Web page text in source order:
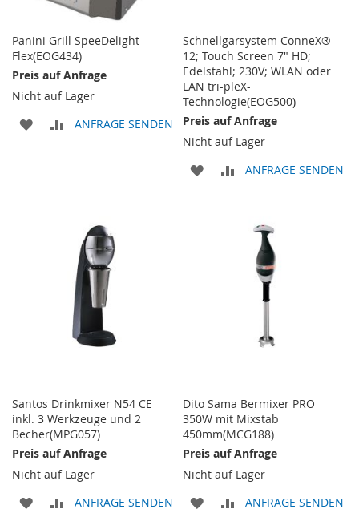
Panini Grill SpeeDelight
Flex(EOG434)
Preis auf Anfrage
Nicht auf Lager
ZUR
ZUR
ANFRAGE SENDEN
Schnellgarsystem ConneX®
12; Touch Screen 7" HD;
Edelstahl; 230V; WLAN oder
LAN tri-pleX-
Technologie(EOG500)
Preis auf Anfrage
Nicht auf Lager
ZUR
HINZUFÜGEN
ZUR
HINZUFÜGEN
ANFRAGE SENDEN
Santos Drinkmixer N54 CE
inkl. 3 Werkzeuge und 2
Becher(MPG057)
Preis auf Anfrage
Nicht auf Lager
ZUR
ZUR
ANFRAGE SENDEN
Dito Sama Bermixer PRO
350W mit Mixstab
450mm(MCG188)
Preis auf Anfrage
Nicht auf Lager
ZUR
ZUR
ANFRAGE SENDEN